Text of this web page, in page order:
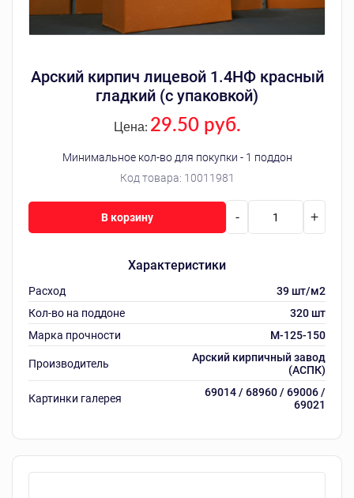
Арский кирпич лицевой 1.4НФ красный
гладкий (с упаковкой)
Код товара: 10011981
Цена: 29.50 руб.
Минимальное кол-во для покупки - 1 поддон
Характеристики
Расход
39 шт/м2
Кол-во на поддоне
320 шт
Марка прочности
M-125-150
Производитель
Арский кирпичный завод
(АСПК)
Картинки галерея
69014 / 68960 / 69006 /
69021
- +
В корзину